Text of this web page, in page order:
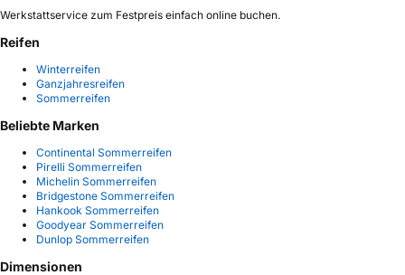
Werkstattservice zum Festpreis einfach online buchen.
Reifen
Winterreifen
Ganzjahresreifen
Sommerreifen
Beliebte Marken
Continental Sommerreifen
Pirelli Sommerreifen
Michelin Sommerreifen
Bridgestone Sommerreifen
Hankook Sommerreifen
Goodyear Sommerreifen
Dunlop Sommerreifen
Dimensionen